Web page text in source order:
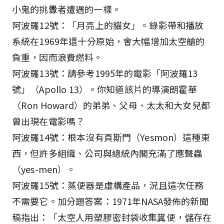
小鬼的挑釁者遭遇的一樣。
阿波羅12號：「月亮上的貓女」。錄影帶和播放
系統在1969年還十分原始，會大幅增加太空艙的
負重，因而浪費燃料。
阿波羅13號：請參考1995年的電影「阿波羅13
號」（Apollo 13）。你知道該片的導演朗霍華
（Ron Howard）的弟弟、父母、太太和大女兒都
曾出現在電影嗎？
阿波羅14號：根本沒有頁斯門（Yesmon）這種東
西，但許多組織、公司與總統內閣充滿了應聲蟲
（yes-men）。
阿波羅15號：蒸便器是虛構產品，況且這次任務
不需要它。加分題答案：1971年NASA發佈的新聞
稿指出：「太空人用塑膠密封袋收集糞便，儲存在